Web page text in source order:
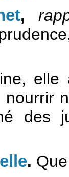
,
elle
des
.